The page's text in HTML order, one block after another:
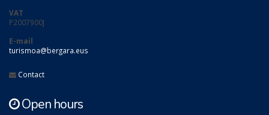
VAT
P2007900J
E-mail
turismoa@bergara.eus
Contact
Open hours